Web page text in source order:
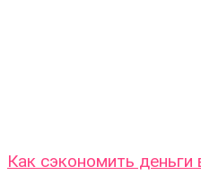
Как сэкономить деньги